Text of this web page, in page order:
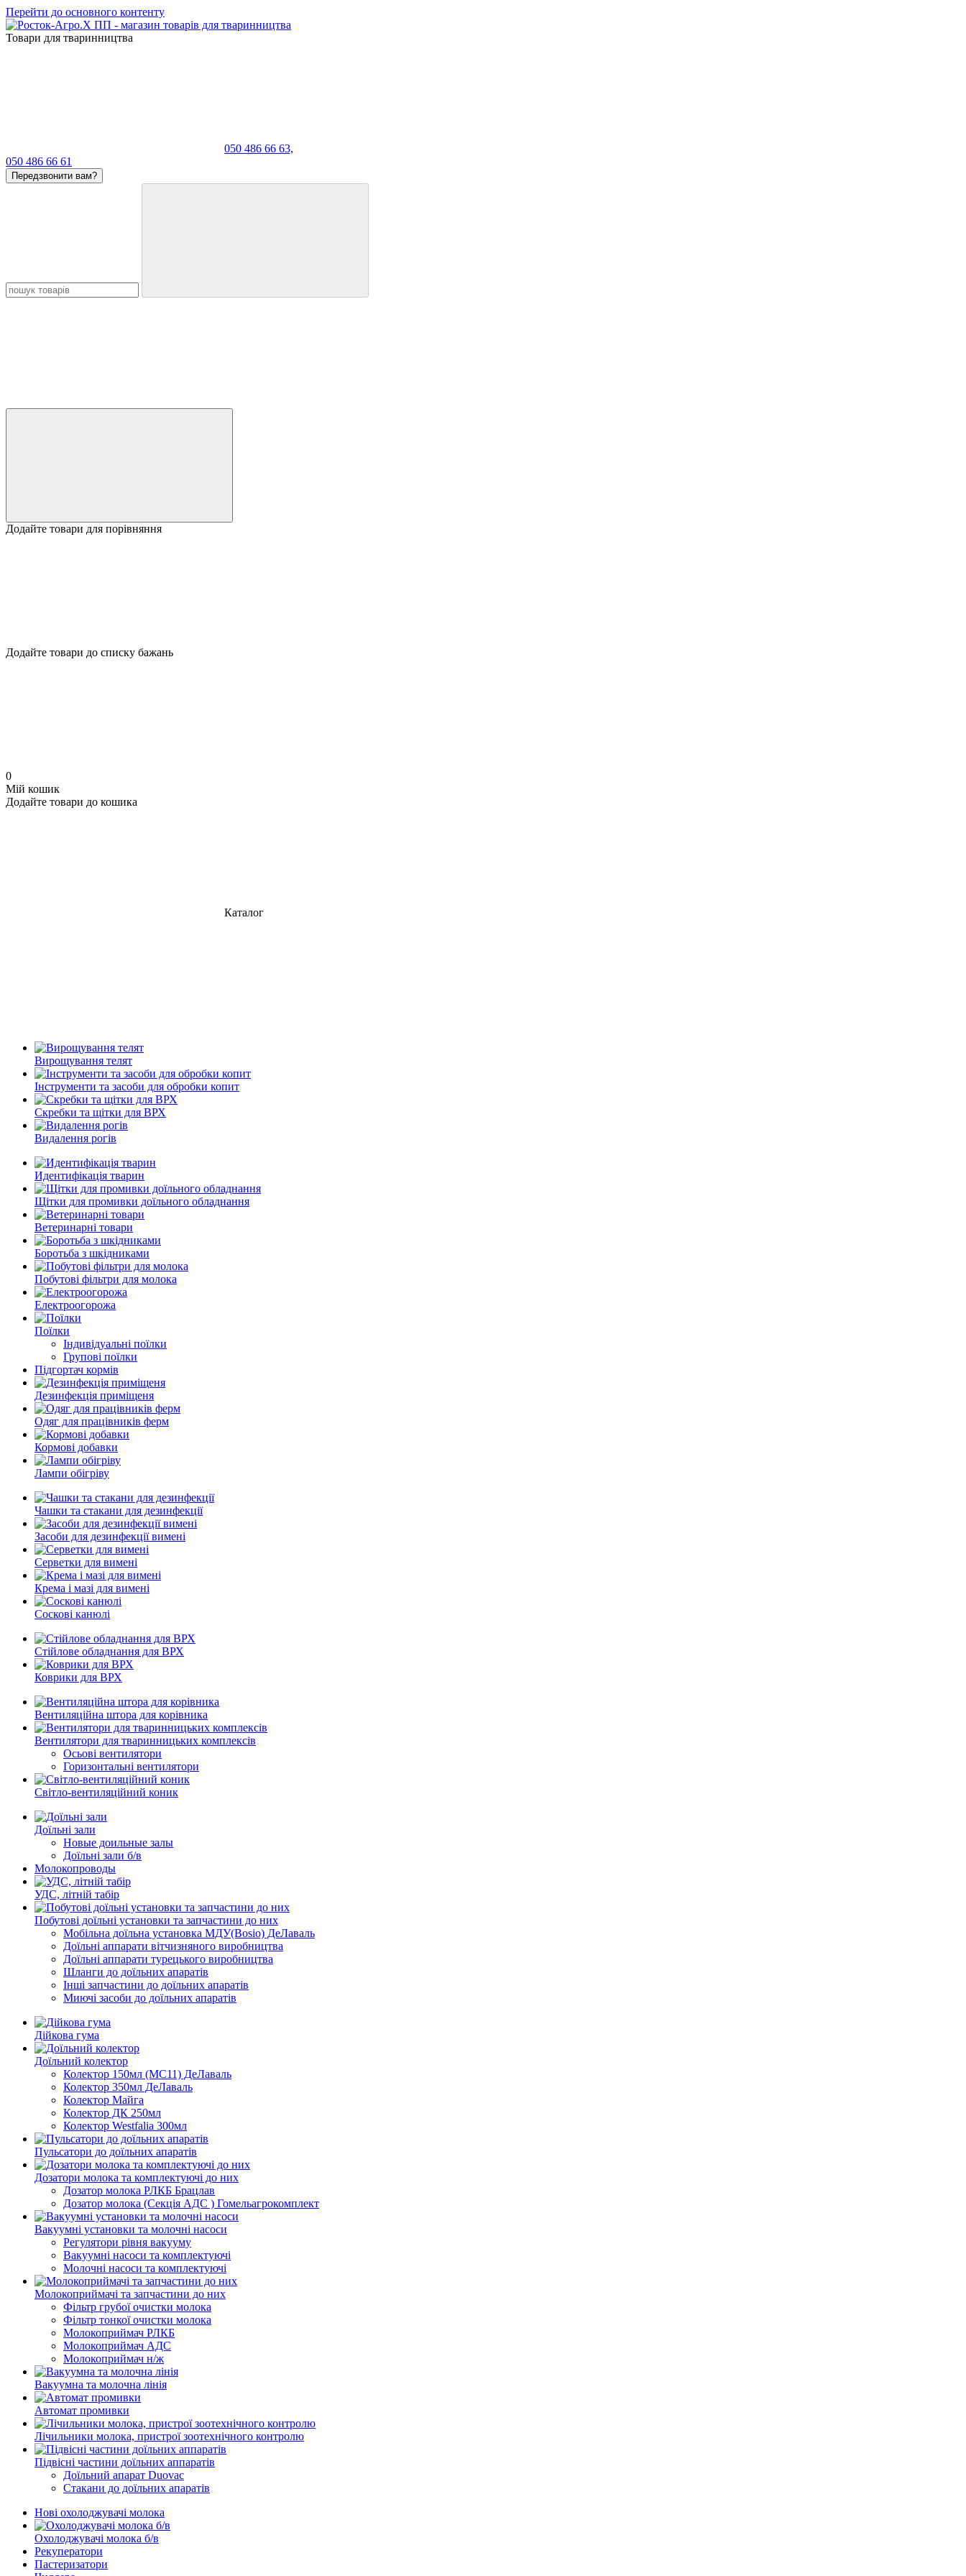
Перейти до основного контенту
Товари для тваринництва
050 486 66 63,
050 486 66 61
Передзвонити вам?
Додайте товари для порівняння
Додайте товари до списку бажань
0
Мій кошик
Додайте товари до кошика
Каталог
Вирощування телят
Інструменти та засоби для обробки копит
Скребки та щітки для ВРХ
Видалення рогів
Идентифікація тварин
Щітки для промивки доїльного обладнання
Ветеринарні товари
Боротьба з шкідниками
Побутові фільтри для молока
Електроогорожа
Поїлки
Індивідуальні поїлки
Групові поїлки
Підгортач кормів
Дезинфекція приміщеня
Одяг для працівників ферм
Кормові добавки
Лампи обігріву
Чашки та стакани для дезинфекції
Засоби для дезинфекції вимені
Серветки для вимені
Крема і мазі для вимені
Соскові канюлі
Стійлове обладнання для ВРХ
Коврики для ВРХ
Вентиляційна штора для корівника
Вентилятори для тваринницьких комплексів
Осьові вентилятори
Горизонтальні вентилятори
Світло-вентиляційний коник
Доїльні зали
Новые доильные залы
Доїльні зали б/в
Молокопроводы
УДС, літній табір
Побутові доїльні установки та запчастини до них
Мобільна доїльна установка МДУ(Bosio) ДеЛаваль
Доїльні аппарати вітчизняного виробництва
Доїльні аппарати турецького виробництва
Шланги до доїльних апаратів
Інші запчастини до доїльних апаратів
Миючі засоби до доїльних апаратів
Дійкова гума
Доїльний колектор
Колектор 150мл (МС11) ДеЛаваль
Колектор 350мл ДеЛаваль
Колектор Майга
Колектор ДК 250мл
Колектор Westfalia 300мл
Пульсатори до доїльних апаратів
Дозатори молока та комплектуючі до них
Дозатор молока РЛКБ Брацлав
Дозатор молока (Секція АДС ) Гомельагрокомплект
Вакуумні установки та молочні насоси
Регулятори рівня вакууму
Вакуумні насоси та комплектуючі
Молочні насоси та комплектуючі
Молокоприймачі та запчастини до них
Фільтр грубої очистки молока
Фільтр тонкої очистки молока
Молокоприймач РЛКБ
Молокоприймач АДС
Молокоприймач н/ж
Вакуумна та молочна лінія
Автомат промивки
Лічильники молока, пристрої зоотехнічного контролю
Підвісні частини доїльних аппаратів
Доїльний апарат Duovac
Стакани до доїльних апаратів
Нові охолоджувачі молока
Охолоджувачі молока б/в
Рекуператори
Пастеризатори